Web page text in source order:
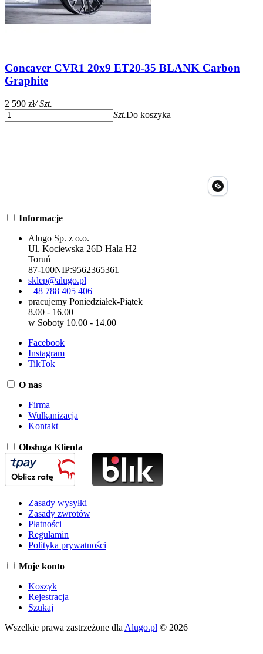
Concaver CVR1 20x9 ET20-35 BLANK Carbon
Graphite
2 590 zł/ Szt.
Szt.Do koszyka
Informacje
Alugo Sp. z o.o.
Ul. Kociewska 26D Hala H2
Toruń
87-100NIP:9562365361
sklep@alugo.pl
+48 788 405 406
pracujemy Poniedziałek-Piątek
8.00 - 16.00
w Soboty 10.00 - 14.00
Facebook
Instagram
TikTok
O nas
Firma
Wulkanizacja
Kontakt
Obsługa Klienta
Zasady wysyłki
Zasady zwrotów
Płatności
Regulamin
Polityka prywatności
Moje konto
Koszyk
Rejestracja
Szukaj
Wszelkie prawa zastrzeżone dla Alugo.pl © 2026